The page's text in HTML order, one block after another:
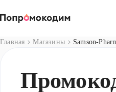
Главная Магазины Samson-